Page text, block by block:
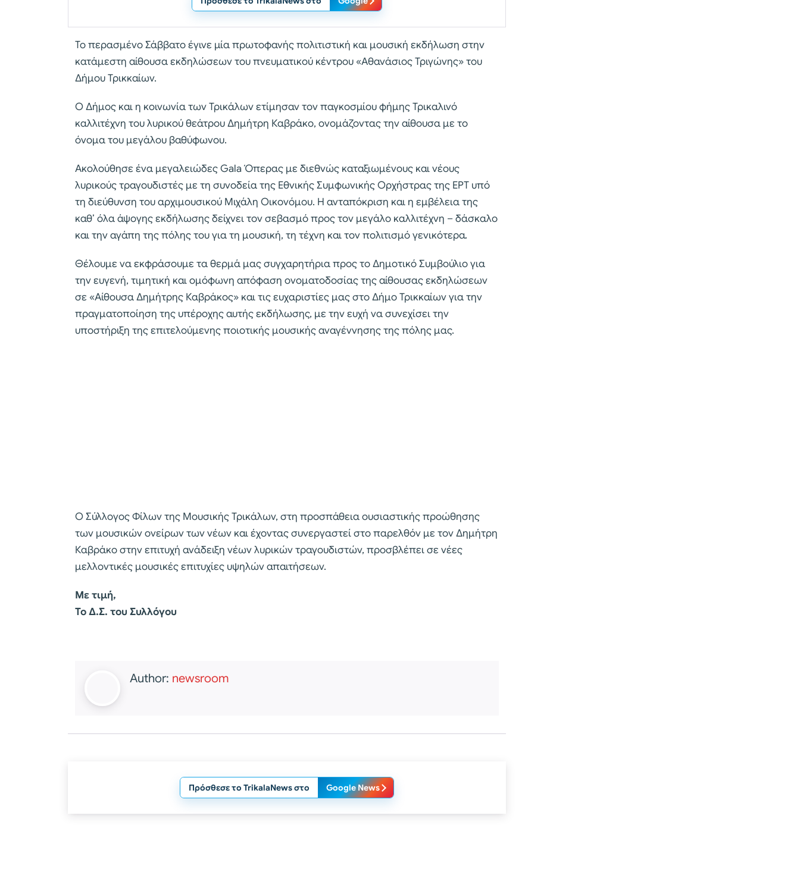
Το περασμένο Σάββατο έγινε μία πρωτοφανής πολιτιστική και μουσική εκδήλωση στην
κατάμεστη αίθουσα εκδηλώσεων του πνευματικού κέντρου «Αθανάσιος Τριγώνης» του
Δήμου Τρικκαίων.
Ο Δήμος και η κοινωνία των Τρικάλων ετίμησαν τον παγκοσμίου φήμης Τρικαλινό
καλλιτέχνη του λυρικού θεάτρου Δημήτρη Καβράκο, ονομάζοντας την αίθουσα με το
όνομα του μεγάλου βαθύφωνου.
Ακολούθησε ένα μεγαλειώδες Gala Όπερας με διεθνώς καταξιωμένους και νέους
λυρικούς τραγουδιστές με τη συνοδεία της Εθνικής Συμφωνικής Ορχήστρας της ΕΡΤ υπό
τη διεύθυνση του αρχιμουσικού Μιχάλη Οικονόμου. Η ανταπόκριση και η εμβέλεια της
καθ’ όλα άψογης εκδήλωσης δείχνει τον σεβασμό προς τον μεγάλο καλλιτέχνη – δάσκαλο
και την αγάπη της πόλης του για τη μουσική, τη τέχνη και τον πολιτισμό γενικότερα.
Θέλουμε να εκφράσουμε τα θερμά μας συγχαρητήρια προς το Δημοτικό Συμβούλιο για
την ευγενή, τιμητική και ομόφωνη απόφαση ονοματοδοσίας της αίθουσας εκδηλώσεων
σε «Αίθουσα Δημήτρης Καβράκος» και τις ευχαριστίες μας στο Δήμο Τρικκαίων για την
πραγματοποίηση της υπέροχης αυτής εκδήλωσης, με την ευχή να συνεχίσει την
υποστήριξη της επιτελούμενης ποιοτικής μουσικής αναγέννησης της πόλης μας.
Ο Σύλλογος Φίλων της Μουσικής Τρικάλων, στη προσπάθεια ουσιαστικής προώθησης
των μουσικών ονείρων των νέων και έχοντας συνεργαστεί στο παρελθόν με τον Δημήτρη
Καβράκο στην επιτυχή ανάδειξη νέων λυρικών τραγουδιστών, προσβλέπει σε νέες
μελλοντικές μουσικές επιτυχίες υψηλών απαιτήσεων.
Με τιμή,
Το Δ.Σ. του Συλλόγου
Author: newsroom
Πρόσθεσε το TrikalaNews στο Google News